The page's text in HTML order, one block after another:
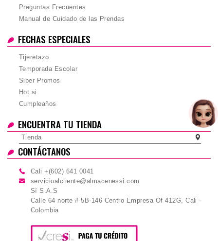
Preguntas Frecuentes
Manual de Cuidado de las Prendas
FECHAS ESPECIALES
Tijeretazo
Temporada Escolar
Siber Promos
Hot si
Cumpleaños
ENCUENTRA TU TIENDA
Tienda
CONTÁCTANOS
Cali +(602) 641 0041
servicioalcliente@almacenessi.com
Sí S.A.S
Calle 64 norte # 5B-146 Centro Empresa Of 412G, Cali -
Colombia